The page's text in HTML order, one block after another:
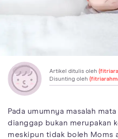
Artikel ditulis oleh
Disunting oleh
Pada umumnya masalah
dianggap bukan merupakan
meskipun tidak boleh Moms